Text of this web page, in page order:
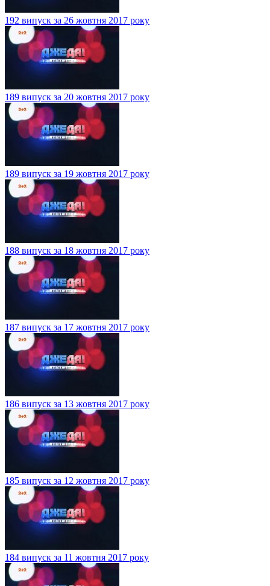
192 випуск за 26 жовтня 2017 року
189 випуск за 20 жовтня 2017 року
189 випуск за 19 жовтня 2017 року
188 випуск за 18 жовтня 2017 року
187 випуск за 17 жовтня 2017 року
186 випуск за 13 жовтня 2017 року
185 випуск за 12 жовтня 2017 року
184 випуск за 11 жовтня 2017 року